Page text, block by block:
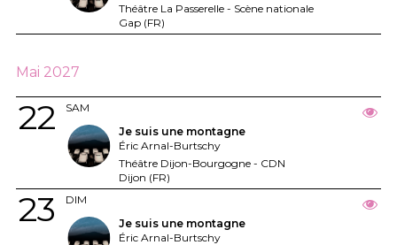
Théâtre La Passerelle - Scène nationale
Gap (FR)
Mai 2027
SAM
22
Je suis une montagne
Éric Arnal-Burtschy
Théâtre Dijon-Bourgogne - CDN
Dijon (FR)
DIM
23
Je suis une montagne
Éric Arnal-Burtschy